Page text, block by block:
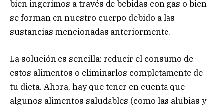
bien ingerimos a través de bebidas con gas o bien
se forman en nuestro cuerpo debido a las
sustancias mencionadas anteriormente.
La solución es sencilla: reducir el consumo de
estos alimentos o eliminarlos completamente de
tu dieta. Ahora, hay que tener en cuenta que
algunos alimentos saludables (como las alubias y